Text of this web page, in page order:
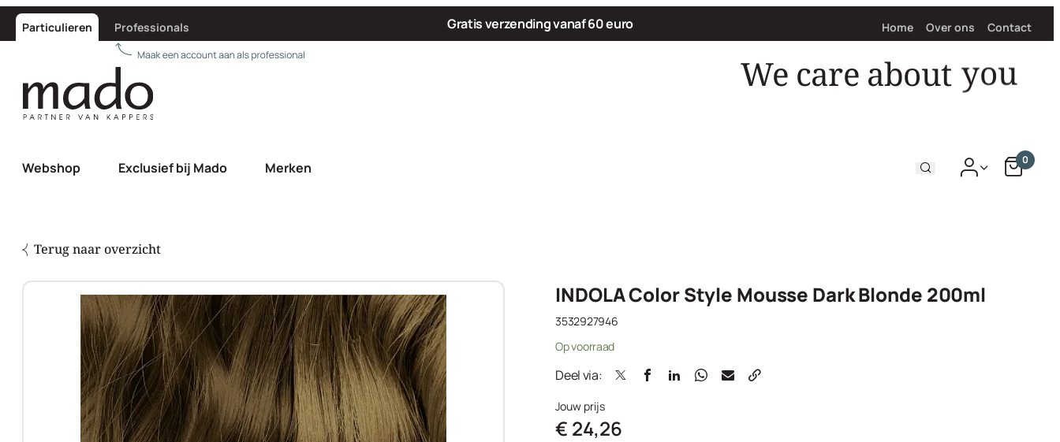
Particulieren Professionals Gratis verzending vanaf 60 euro Home Over ons Contact
We care about
Webshop Exclusief bij Mado Merken 0
Terug naar overzicht
INDOLA Color Style Mousse Dark Blonde 200ml
3532927946
Op voorraad
Deel via:
Jouw prijs
€ 24,26